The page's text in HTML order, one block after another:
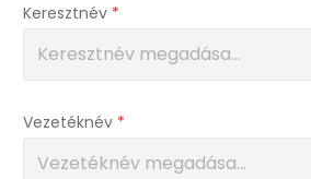
Keresztnév *
Vezetéknév *